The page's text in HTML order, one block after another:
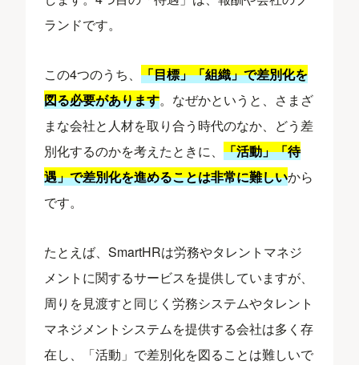
ランドです。
この4つのうち、「目標」「組織」で差別化を
図る必要があります。なぜかというと、さまざ
まな会社と人材を取り合う時代のなか、どう差
別化するのかを考えたときに、「活動」「待
遇」で差別化を進めることは非常に難しいから
です。
たとえば、SmartHRは労務やタレントマネジ
メントに関するサービスを提供していますが、
周りを見渡すと同じく労務システムやタレント
マネジメントシステムを提供する会社は多く存
在し、「活動」で差別化を図ることは難しいで